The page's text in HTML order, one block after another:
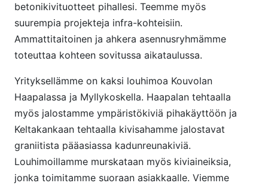
betonikivituotteet pihallesi. Teemme myös
suurempia projekteja infra-kohteisiin.
Ammattitaitoinen ja ahkera asennusryhmämme
toteuttaa kohteen sovitussa aikataulussa.
Yrityksellämme on kaksi louhimoa Kouvolan
Haapalassa ja Myllykoskella. Haapalan tehtaalla
myös jalostamme ympäristökiviä pihakäyttöön ja
Keltakankaan tehtaalla kivisahamme jalostavat
graniitista pääasiassa kadunreunakiviä.
Louhimoillamme murskataan myös kiviaineiksia,
jonka toimitamme suoraan asiakkaalle. Viemme